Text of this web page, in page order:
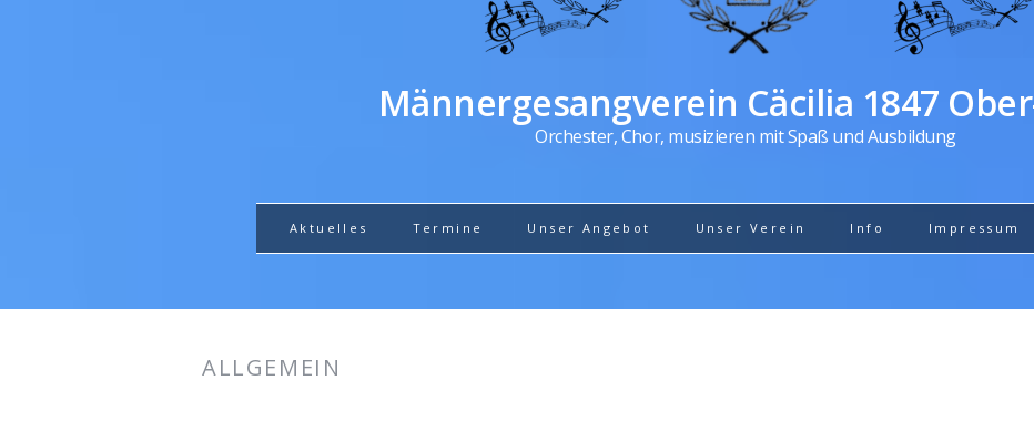
Männergesangverein Cäcilia 1847
Orchester, Chor, musizieren mit Spaß und Ausbildung
Aktuelles Termine Unser Angebot Unser Verein Info Impressum
ALLGEMEIN